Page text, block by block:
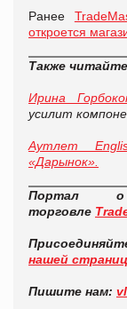
Ранее
откроется
Также
Ирина
усилит
Аутлет
«Дарынок».
Портал
торговле
нашей
Пишите нам: